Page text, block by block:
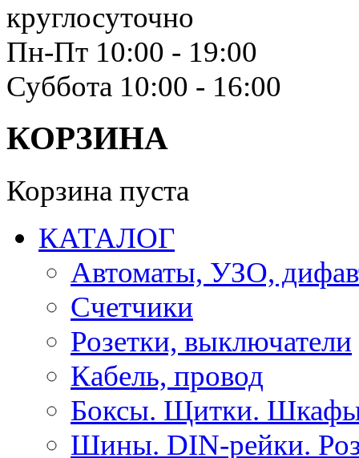
круглосуточно
Пн-Пт 10:00 - 19:00
Суббота 10:00 - 16:00
КОРЗИНА
Корзина пуста
КАТАЛОГ
Автоматы, УЗО,
Счетчики
Розетки, выключатели
Кабель, провод
Боксы. Щитки.
Шины. DIN-рейки.